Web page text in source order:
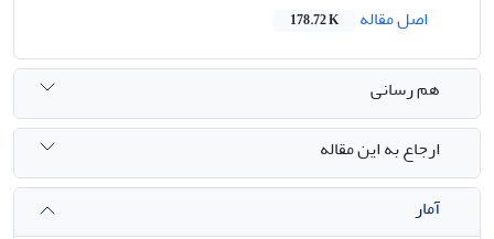
اصل مقاله
178.72 K
هم رسانی
ارجاع به این مقاله
آمار